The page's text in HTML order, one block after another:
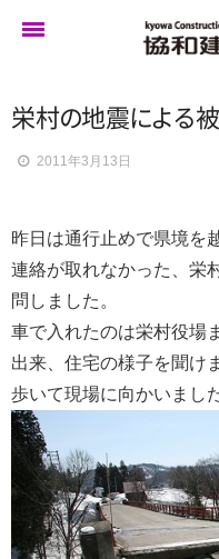
ホーム
実例集
ブログ
イベント
栄村の地震による被
2011年3月13日
昨日は通行止めで県境を
連絡が取れなかった、栄
問しました。
車で入れたのは栄村役場
出来、住宅の様子を聞け
歩いて現場に向かいました